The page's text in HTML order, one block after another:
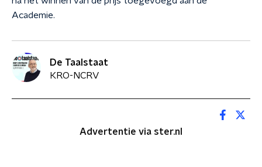
Academie.
De Taalstaat
KRO-NCRV
Advertentie via ster.nl